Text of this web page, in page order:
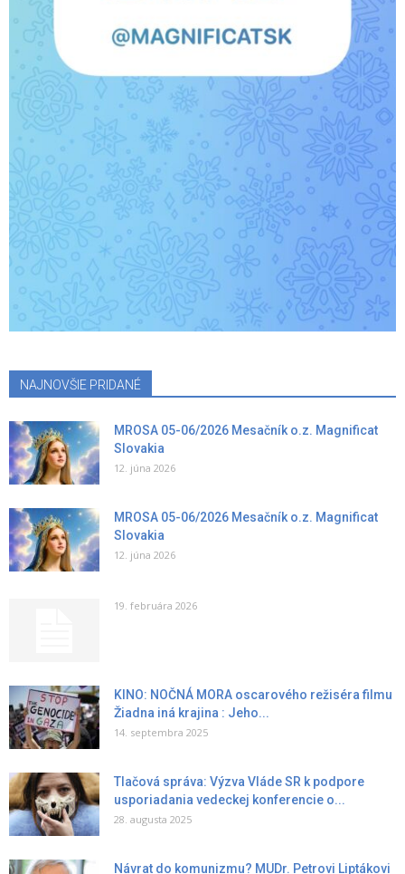
NAJNOVŠIE PRIDANÉ
MROSA 05-06/2026 Mesačník o.z. Magnificat
Slovakia
12. júna 2026
MROSA 05-06/2026 Mesačník o.z. Magnificat
Slovakia
12. júna 2026
19. februára 2026
KINO: NOČNÁ MORA oscarového režiséra filmu
Žiadna iná krajina : Jeho...
14. septembra 2025
Tlačová správa: Výzva Vláde SR k podpore
usporiadania vedeckej konferencie o...
28. augusta 2025
Návrat do komunizmu? MUDr. Petrovi Liptákovi